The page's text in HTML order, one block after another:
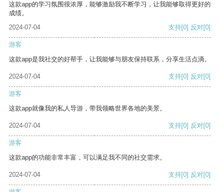
这款app的学习氛围很浓厚，能够激励我不断学习，让我能够取得更好的
成绩。
2024-07-04
支持[0] 反对[0]
游客
这款app是我社交的好帮手，让我能够与朋友保持联系，分享生活点滴。
2024-07-04 支持[0] 反对[0]
游客
这款app就像我的私人导游，带我领略世界各地的美景。
2024-07-04 支持[0] 反对[0]
游客
这款app的功能非常丰富，可以满足我不同的社交需求。
2024-07-04 支持[0] 反对[0]